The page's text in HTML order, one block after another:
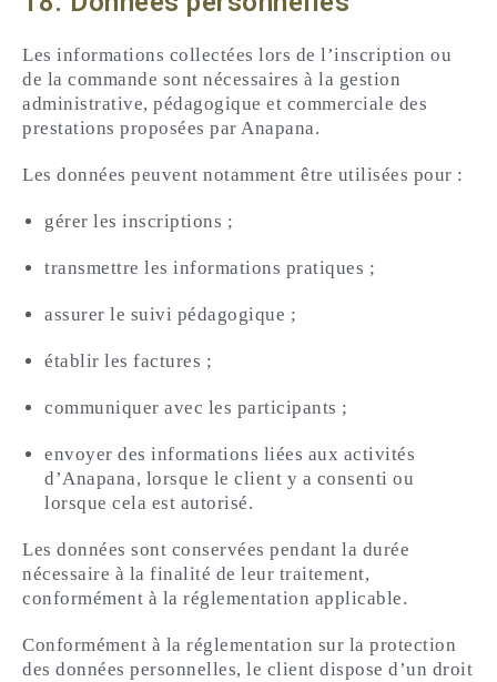
Les informations collectées lors de l’inscription ou
de la commande sont nécessaires à la gestion
administrative, pédagogique et commerciale des
prestations proposées par Anapana.
Les données peuvent notamment être utilisées pour :
gérer les inscriptions ;
transmettre les informations pratiques ;
assurer le suivi pédagogique ;
établir les factures ;
communiquer avec les participants ;
envoyer des informations liées aux activités
d’Anapana, lorsque le client y a consenti ou
lorsque cela est autorisé.
Les données sont conservées pendant la durée
nécessaire à la finalité de leur traitement,
conformément à la réglementation applicable.
Conformément à la réglementation sur la protection
des données personnelles, le client dispose d’un droit